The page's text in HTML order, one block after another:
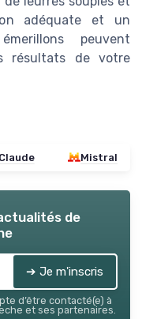
adéquate et un
peuvent
résultats de votre
Mistral
de
➔ Je m'inscris
d’être contacté(e) à
et ses partenaires.